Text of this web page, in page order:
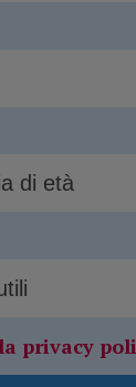
privacy